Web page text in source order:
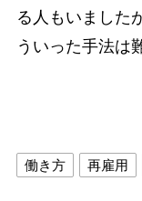
る人もいました
ういった手法は
働き方 再雇用